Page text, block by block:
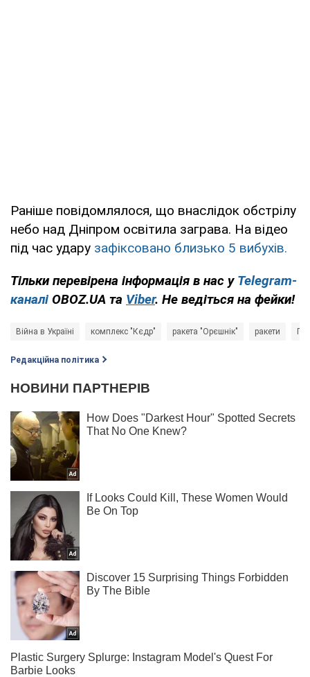
Раніше повідомлялося, що внаслідок обстрілу
небо над Дніпром освітила заграва. На відео
під час удару зафіксовано близько 5 вибухів.
Тільки перевірена інформація в нас у Telegram-
каналі OBOZ.UA та Viber. Не ведіться на фейки!
Війна в Україні комплекс "Кєдр" ракета "Орєшнік" ракети
Редакційна політика